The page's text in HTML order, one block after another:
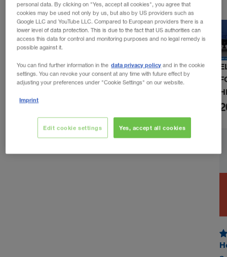
personal data. By clicking on "Yes, accept all cookies", you agree that
cookies may be used not only by us, but also by US providers such as
Google LLC and YouTube LLC. Compared to European providers there is a
lower level of data protection. This is due to the fact that US authorities can
access this data for control and monitoring purposes and no legal remedy is
possible against it.
You can find further information in the data privacy policy and in the cookie
settings. You can revoke your consent at any time with future effect by
adjusting your preferences under "Cookie Settings" on our website.
Imprint
Yes, accept all cookies
Edit cookie settings